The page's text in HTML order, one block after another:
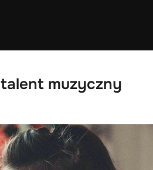
talent muzyczny